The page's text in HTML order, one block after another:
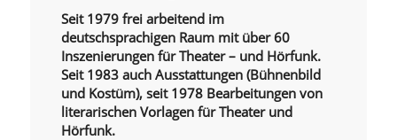
Seit 1979 frei arbeitend im
deutschsprachigen Raum mit über 60
Inszenierungen für Theater – und Hörfunk.
Seit 1983 auch Ausstattungen (Bühnenbild
und Kostüm), seit 1978 Bearbeitungen von
literarischen Vorlagen für Theater und
Hörfunk.